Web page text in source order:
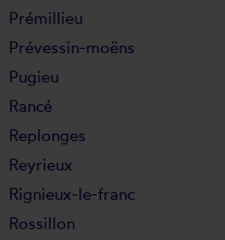
Prémillieu
Prévessin-moëns
Pugieu
Rancé
Replonges
Reyrieux
Rignieux-le-franc
Rossillon